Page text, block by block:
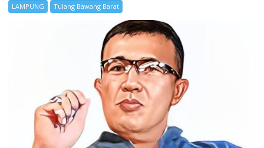
LAMPUNG Tulang Bawang Barat